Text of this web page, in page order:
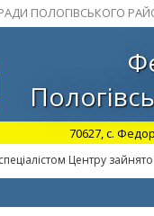
ПОЛОГІВСЬКОГО
70627, с.
Центру